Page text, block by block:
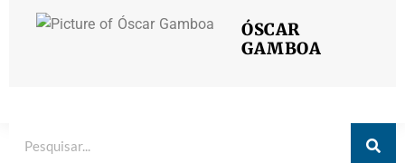
ÓSCAR
GAMBOA